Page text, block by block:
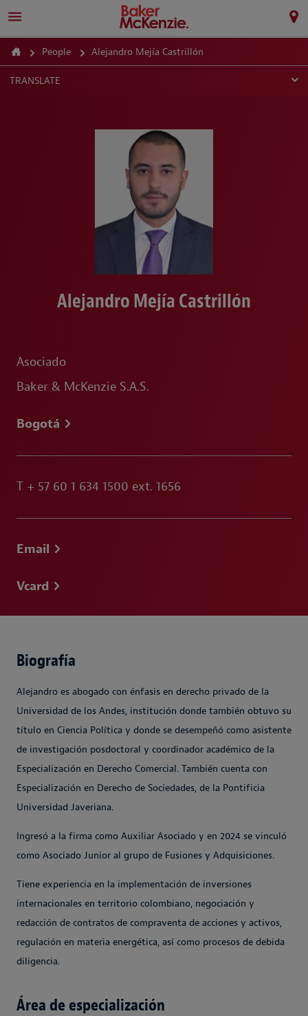
People Alejandro Mejía Castrillón
TRANSLATE
Alejandro Mejía Castrillón
Asociado
Baker & McKenzie S.A.S.
Bogotá
T + 57 60 1 634 1500 ext. 1656
Email
Vcard
Biografía
Alejandro es abogado con énfasis en derecho privado de la
Universidad de los Andes, institución donde también obtuvo su
título en Ciencia Política y donde se desempeñó como asistente
de investigación posdoctoral y coordinador académico de la
Especialización en Derecho Comercial. También cuenta con
Especialización en Derecho de Sociedades, de la Pontificia
Universidad Javeriana.
Ingresó a la firma como Auxiliar Asociado y en 2024 se vinculó
como Asociado Junior al grupo de Fusiones y Adquisiciones.
Tiene experiencia en la implementación de inversiones
internacionales en territorio colombiano, negociación y
redacción de contratos de compraventa de acciones y activos,
regulación en materia energética, así como procesos de debida
diligencia.
Área de especialización